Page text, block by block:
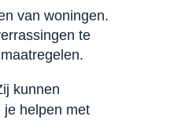
van woningen.
te
kunnen
je helpen met